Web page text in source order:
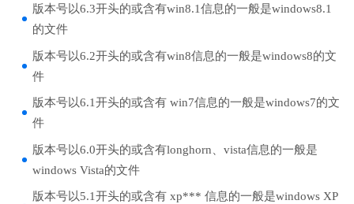
版本号以6.3开头的或含有win8.1信息的一般是windows8.1
的文件
版本号以6.2开头的或含有win8信息的一般是windows8的文
件
版本号以6.1开头的或含有 win7信息的一般是windows7的文
件
版本号以6.0开头的或含有longhorn、vista信息的一般是
windows Vista的文件
版本号以5.1开头的或含有 xp*** 信息的一般是windows XP